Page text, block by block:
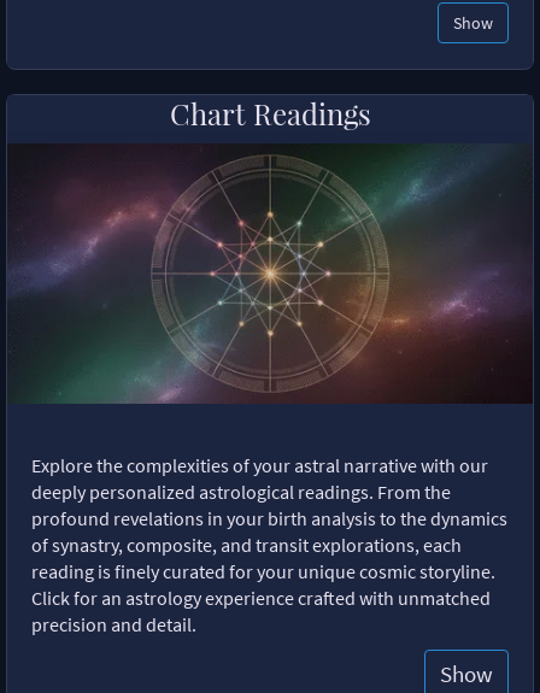
Show
Chart Readings
Explore the complexities of your astral narrative with our
deeply personalized astrological readings. From the
profound revelations in your birth analysis to the dynamics
of synastry, composite, and transit explorations, each
reading is finely curated for your unique cosmic storyline.
Click for an astrology experience crafted with unmatched
precision and detail.
Show